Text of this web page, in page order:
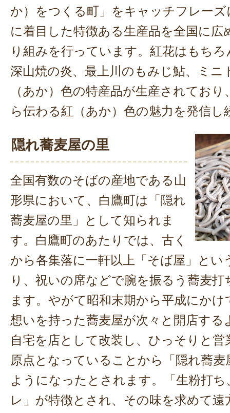
か）をつくる町」をキャッチフレー
に着目した特徴ある生産品を全国に広
り組みを行っています。紅花はもち
深山焼の炎、最上川のもみじ鮎、ミニ
（あか）色の特産品が生産されてお
ら伝わる紅（あか）色の魅力を発信し
隠れ蕎麦屋の里
全国有数のそばの産地である山
形県において、白鷹町は「隠れ
蕎麦屋の里」として知られま
す。白鷹町のあたりでは、古く
から各集落に一軒以上「そば屋」とい
り、祝いの席などで腕を振るう蕎麦
ます。やがて昭和末期から平成にか
想いを持った蕎麦屋が次々と開店す
自宅を店として改装し、ひっそりと
原点となっていることから「隠れ蕎
ようになったとされます。「生粉打
レ」が特徴とされ、その味を求めて